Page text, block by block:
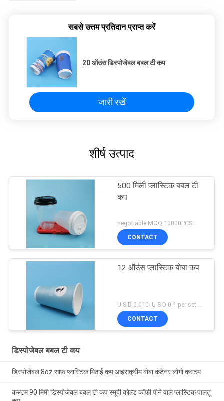
सबसे उत्तम प्रतिदान प्राप्त करें
20 ऑउंस डिस्पोजेबल बबल टी कप
जारी रखें
शीर्ष उत्पाद
500 मिली प्लास्टिक बबल टी
कप
negotiable MOQ:10000PCS
CONTACT
12 ऑउंस प्लास्टिक बोबा कप
CONTACT
डिस्पोजेबल बबल टी कप
डिस्पोजेबल 8oz साफ़ प्लास्टिक मिठाई कप आइसक्रीम बोबा कंटेनर लोगो कस्टम
कस्टम 90 मिमी डिस्पोजेबल बबल टी कप स्मूदी कोल्ड कॉफी पीने वाले प्लास्टिक पालतू